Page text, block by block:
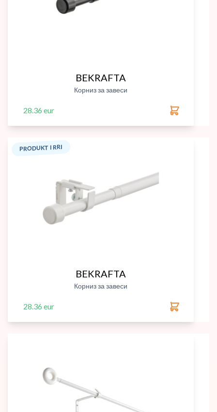
BEKRAFTA
Корниз за завеси
28.36 eur
PRODUKT I RRI
BEKRAFTA
Корниз за завеси
28.36 eur